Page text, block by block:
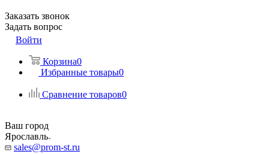
Заказать звонок
Задать вопрос
Войти
Корзина0
Избранные товары0
Сравнение товаров0
Ваш город
Ярославль
sales@prom-st.ru